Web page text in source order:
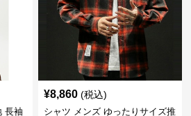
長袖
¥8,860 (税込)
シャツ メンズ ゆったりサイズ推